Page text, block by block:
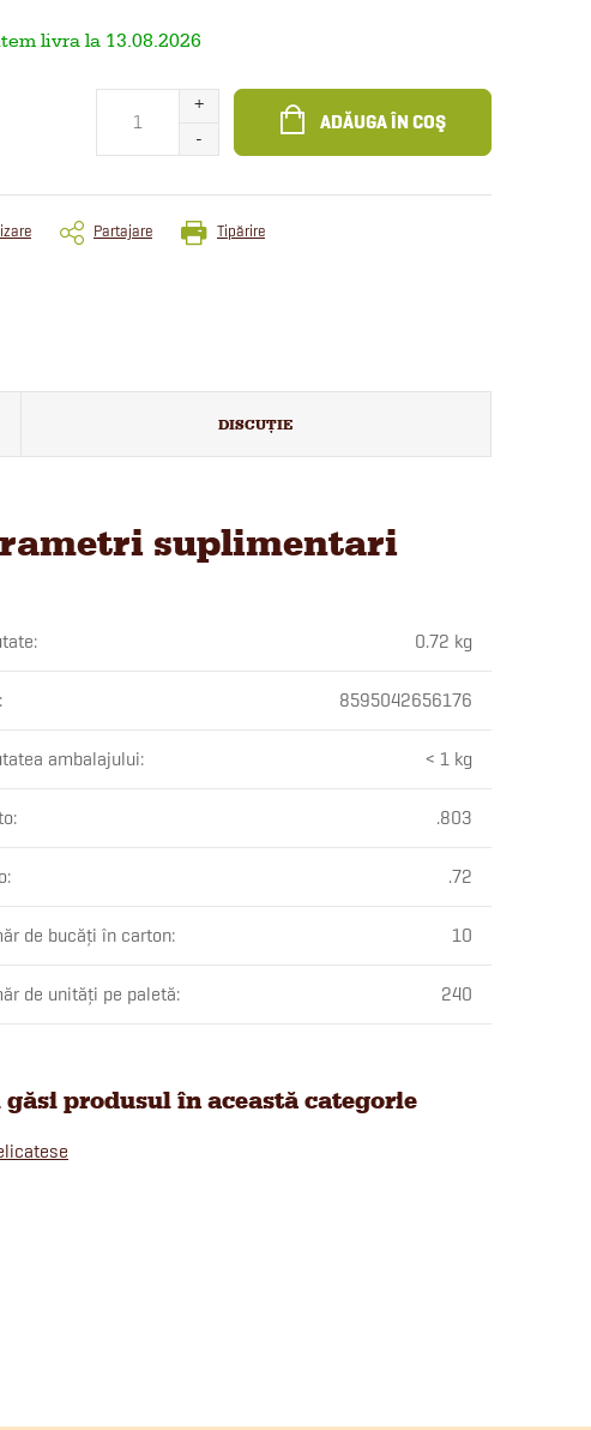
13.08.2026
ADĂUGA ÎN COŞ
Tipărire
Partajare
DISCUŢIE
suplimentari
: 0.72 kg
: 8595042656176
ambalajului: < 1 kg
: .803
: .72
de bucăți în carton: 10
de unități pe paletă: 240
găsi produsul în această categorie